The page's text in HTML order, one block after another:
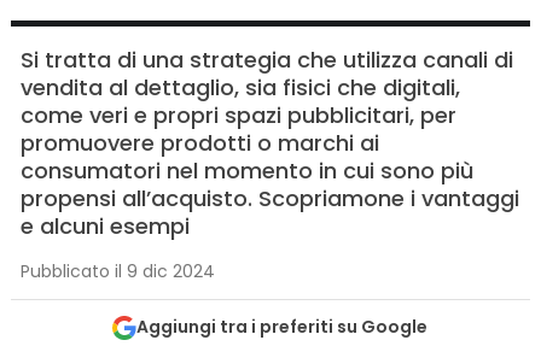
Si tratta di una strategia che utilizza canali di
vendita al dettaglio, sia fisici che digitali,
come veri e propri spazi pubblicitari, per
promuovere prodotti o marchi ai
consumatori nel momento in cui sono più
propensi all’acquisto. Scopriamone i vantaggi
e alcuni esempi
Pubblicato il 9 dic 2024
Aggiungi tra i preferiti su Google